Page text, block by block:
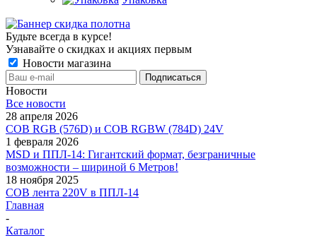
Будьте всегда в курсе!
Узнавайте о скидках и акциях первым
Новости магазина
Новости
Все новости
28 апреля 2026
COB RGB (576D) и COB RGBW (784D) 24V
1 февраля 2026
MSD и ППЛ-14: Гигантский формат, безграничные
возможности – шириной 6 Метров!
18 ноября 2025
COB лента 220V в ППЛ-14
Главная
-
Каталог